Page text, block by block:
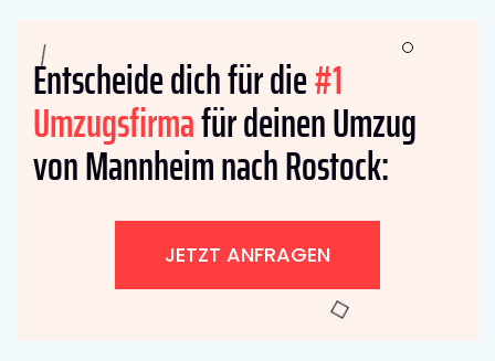
Entscheide dich für die#1
Umzugsfirmafür deinen Umzug
von Mannheim nach Rostock:
JETZT ANFRAGEN